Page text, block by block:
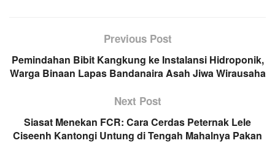
Previous Post
Pemindahan Bibit Kangkung ke Instalansi Hidroponik,
Warga Binaan Lapas Bandanaira Asah Jiwa Wirausaha
Next Post
Siasat Menekan FCR: Cara Cerdas Peternak Lele
Ciseenh Kantongi Untung di Tengah Mahalnya Pakan